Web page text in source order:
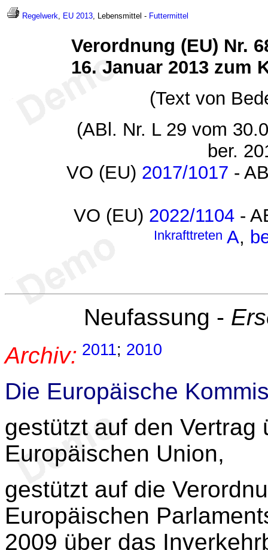
Regelwerk, EU 2013, Lebensmittel - Futtermittel
Verordnung (EU) Nr.
16. Januar 2013 zum
(Text von
(ABl. Nr. L 29 vom
ber.
VO (EU) 2017/1017 -
VO (EU) 2022/1104 -
Inkrafttreten A,
Neufassung -
Archiv: 2011; 2010
Die Europäische
gestützt auf den Vertrag
Europäischen Union,
gestützt auf die
Europäischen
2009 über das